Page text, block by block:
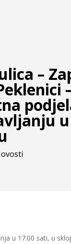
–
u
u 17.00 sati, u